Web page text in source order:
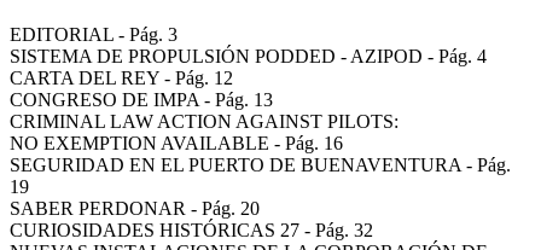
EDITORIAL - Pág. 3
SISTEMA DE PROPULSIÓN PODDED - AZIPOD - Pág. 4
CARTA DEL REY - Pág. 12
CONGRESO DE IMPA - Pág. 13
CRIMINAL LAW ACTION AGAINST PILOTS:
NO EXEMPTION AVAILABLE - Pág. 16
SEGURIDAD EN EL PUERTO DE BUENAVENTURA - Pág.
19
SABER PERDONAR - Pág. 20
CURIOSIDADES HISTÓRICAS 27 - Pág. 32